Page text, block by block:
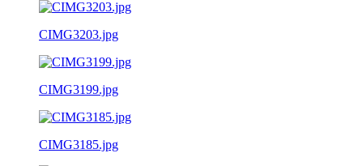
CIMG3203.jpg
CIMG3199.jpg
CIMG3185.jpg